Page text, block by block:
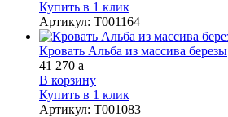
Купить в 1 клик
Артикул: Т001164
Кровать Альба из массива березы
41 270 a
В корзину
Купить в 1 клик
Артикул: Т001083